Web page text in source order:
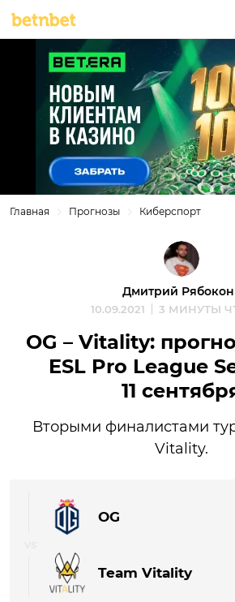
Главная Прогнозы Киберспорт
Дмитрий
10.09.2021 3 МИНУТЫ
OG – Vitality:
ESL Pro League
11
Вторыми финалистами
Vitality.
OG
Team Vitality